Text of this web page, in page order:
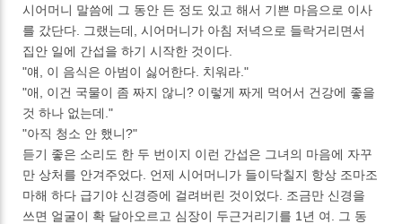
시어머니 말씀에 그 동안 든 정도 있고 해서 기쁜 마음으로 이사
를 갔단다. 그랬는데, 시어머니가 아침 저녁으로 들락거리면서
집안 일에 간섭을 하기 시작한 것이다.
"얘, 이 음식은 아범이 싫어한다. 치워라."
"애, 이건 국물이 좀 짜지 않니? 이렇게 짜게 먹어서 건강에 좋을
것 하나 없는데."
"아직 청소 안 했니?"
듣기 좋은 소리도 한 두 번이지 이런 간섭은 그녀의 마음에 자꾸
만 상처를 안겨주었다. 언제 시어머니가 들이닥칠지 항상 조마조
마해 하다 급기야 신경증에 걸려버린 것이었다. 조금만 신경을
쓰면 얼굴이 확 달아오르고 심장이 두근거리기를 1년 여. 그 동